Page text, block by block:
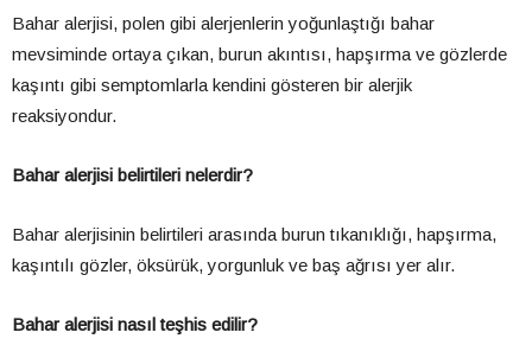
Bahar alerjisi, polen gibi alerjenlerin yoğunlaştığı bahar
mevsiminde ortaya çıkan, burun akıntısı, hapşırma ve gözlerde
kaşıntı gibi semptomlarla kendini gösteren bir alerjik
reaksiyondur.
Bahar alerjisi belirtileri nelerdir?
Bahar alerjisinin belirtileri arasında burun tıkanıklığı, hapşırma,
kaşıntılı gözler, öksürük, yorgunluk ve baş ağrısı yer alır.
Bahar alerjisi nasıl teşhis edilir?